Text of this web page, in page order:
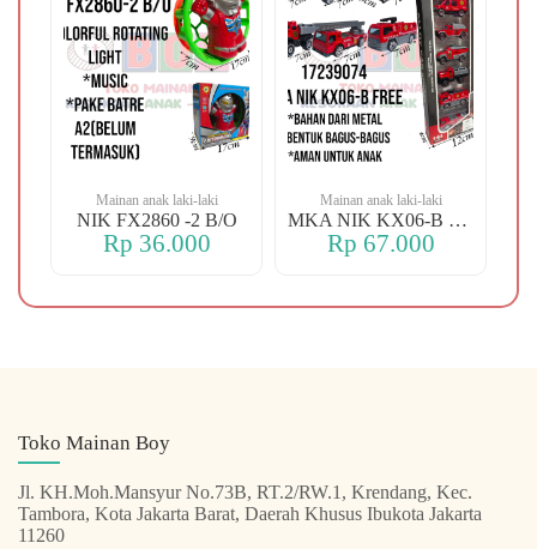
Mainan anak laki-laki
NIK FX2860 -2 B/O
Rp 36.000
Mainan anak laki-laki
MKA NIK KX06-B FREE
Rp 67.000
Toko Mainan Boy
Jl. KH.Moh.Mansyur No.73B, RT.2/RW.1, Krendang, Kec.
Tambora, Kota Jakarta Barat, Daerah Khusus Ibukota Jakarta
11260